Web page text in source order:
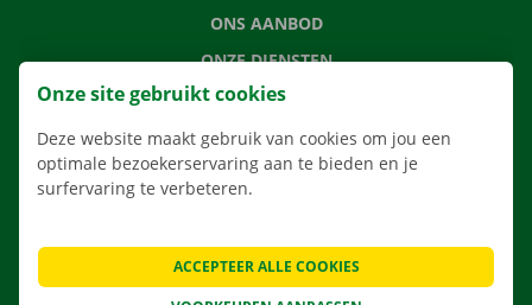
ONS AANBOD
ONZE DIENSTEN
LOCATIES
APP
VERHUISOPLOSSINGEN
CONTACTEER ONS
Onze site gebruikt cookies
Deze website maakt gebruik van cookies om jou een
optimale bezoekerservaring aan te bieden en je
surfervaring te verbeteren.
ACCEPTEER ALLE COOKIES